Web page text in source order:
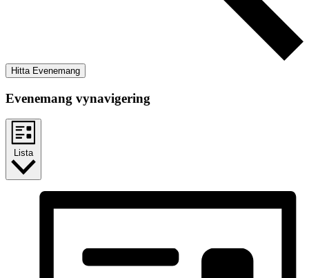
Hitta Evenemang
Evenemang vynavigering
Lista